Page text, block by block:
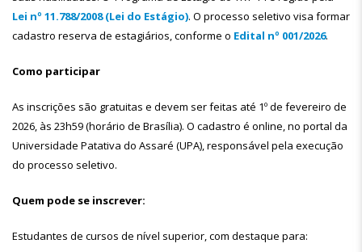
Lei nº 11.788/2008 (Lei do Estágio). O processo seletivo visa formar
cadastro reserva de estagiários, conforme o Edital nº 001/2026.
Como participar
As inscrições são gratuitas e devem ser feitas até 1º de fevereiro de
2026, às 23h59 (horário de Brasília). O cadastro é online, no portal da
Universidade Patativa do Assaré (UPA), responsável pela execução
do processo seletivo.
Quem pode se inscrever:
Estudantes de cursos de nível superior, com destaque para: